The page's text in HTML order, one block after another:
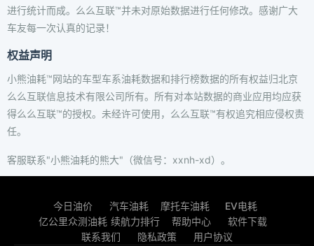
进行统计而成。么么互联™并未对原始数据进行任何修改。感谢广大
车友每一次认真的记录！
权益声明
小熊油耗™网站的车型车系油耗数据和排行榜数据的所有权益归北京
么么互联信息技术有限公司所有。所有对本站数据的商业应用均应获
得么么互联™的授权。未经许可使用，么么互联™有权追究相应侵权责
任。
客服联系"小熊油耗的熊大"（微信号：xxnh-xd）。
今日油价 汽车油耗 摩托车油耗
EV电耗
亿公里众测油耗 续航力排行 帮助中心
软件下载
联系我们
隐私政策 用户协议